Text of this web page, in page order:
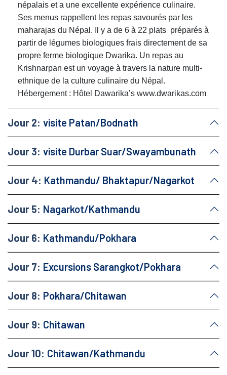
népalais et a une excellente expérience culinaire.
Ses menus rappellent les repas savourés par les
maharajas du Népal. Il y a de 6 à 22 plats préparés à
partir de légumes biologiques frais directement de sa
propre ferme biologique Dwarika. Un repas au
Krishnarpan est un voyage à travers la nature multi-
ethnique de la culture culinaire du Népal.
Hébergement : Hôtel Dawarika’s www.dwarikas.com
Jour 2: visite Patan/Bodnath
Jour 3: visite Durbar Suar/Swayambunath
Jour 4: Kathmandu/ Bhaktapur/Nagarkot
Jour 5: Nagarkot/Kathmandu
Jour 6: Kathmandu/Pokhara
Jour 7: Excursions Sarangkot/Pokhara
Jour 8: Pokhara/Chitawan
Jour 9: Chitawan
Jour 10: Chitawan/Kathmandu